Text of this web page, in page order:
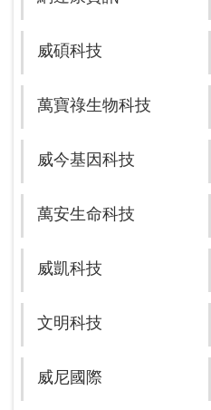
威碩科技
萬寶祿生物科技
威今基因科技
萬安生命科技
威凱科技
文明科技
威尼國際